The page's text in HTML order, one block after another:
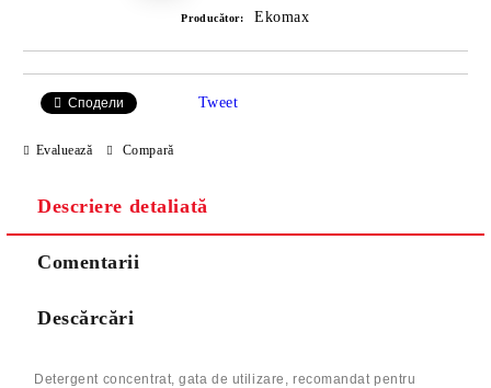
Producător: Ekomax
Сподели Tweet
Evaluează Compară
Descriere detaliată
Comentarii
Descărcări
Detergent concentrat, gata de utilizare, recomandat pentru